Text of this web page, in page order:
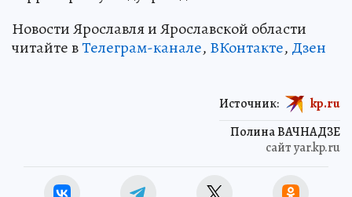
‎Новости Ярославля и Ярославской области
читайте вТелеграм-канале, ВКонтакте, Дзен
Полина ВАЧНАДЗЕ
сайт yar.kp.ru
Источник: kp.ru